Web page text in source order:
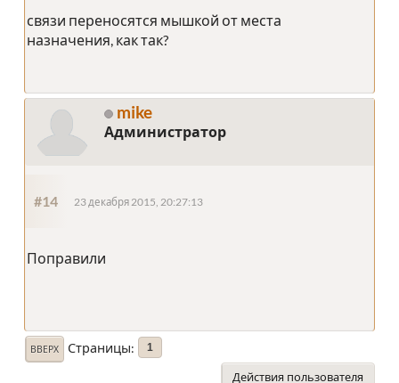
связи переносятся мышкой от места
назначения, как так?
mike
Администратор
#14 23 декабря 2015, 20:27:13
Поправили
ВВЕРХ Страницы 1
Действия пользователя